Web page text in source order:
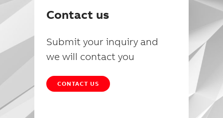
Contact us
Submit your inquiry and
we will contact you
CONTACT US